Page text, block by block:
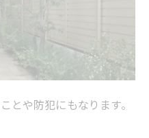
とや防犯にもなります。